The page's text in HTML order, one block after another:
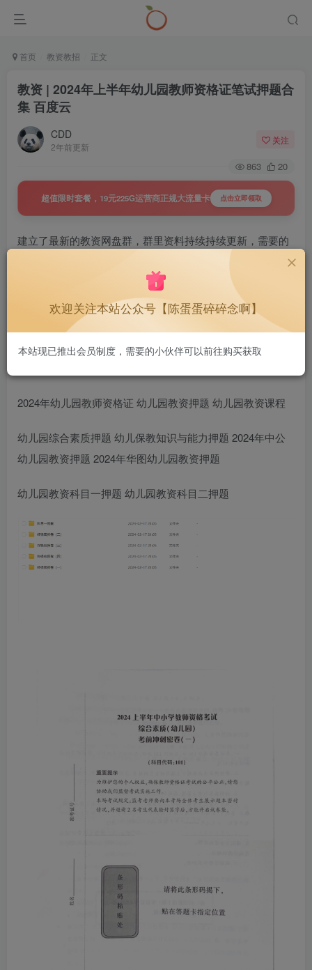
首页 教资教招 正文
教资 | 2024年上半年幼儿园教师资格证笔试押题合
集 百度云
CDD
2年前更新
关注
863 20
超值限时套餐，19元225G运营商正规大流量卡 点击立即领取
建立了最新的教资网盘群，群里资料持续持续更新，需要的
￥19 教资 | 2024年下半年教资网盘群，
持续更新，好用不贵~
2232
2024年幼儿园教师资格证 幼儿园教资押题 幼儿园教资课程
幼儿园综合素质押题 幼儿保教知识与能力押题 2024年中公
幼儿园教资押题 2024年华图幼儿园教资押题
幼儿园教资科目一押题 幼儿园教资科目二押题
欢迎关注本站公众号【陈蛋蛋碎碎念啊】
本站现已推出会员制度，需要的小伙伴可以前往购买获取